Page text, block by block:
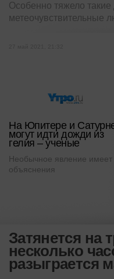
Особенно тяжело
метеочувствительные
На Юпитере и
могут идти дожди из
гелия – ученые
Необычное явление имеет
объяснения
Затянется на
несколько
разыграется